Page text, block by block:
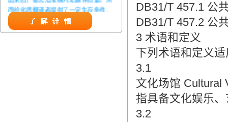
而给劣质翻译者提供了一定生存条件，
造成翻译市场鱼龙混杂，难以选择。
翻译家，值得信赖！
DB31/T 457.1 公
DB31/T 457.2 公
3 术语和定义
下列术语和定义
3.1
文化场馆 Cultural
指具备文化娱乐
3.2